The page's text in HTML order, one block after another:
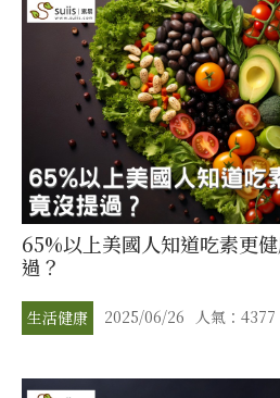
65%以上美國人知道吃素更
過？
生活健康 2025/06/26 人氣：4377